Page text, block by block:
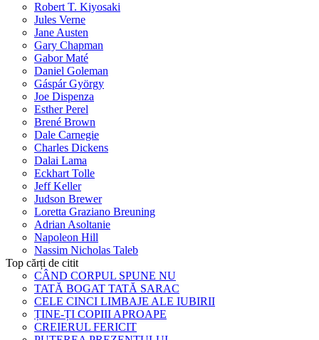
Robert T. Kiyosaki
Jules Verne
Jane Austen
Gary Chapman
Gabor Maté
Daniel Goleman
Gáspár György
Joe Dispenza
Esther Perel
Brené Brown
Dale Carnegie
Charles Dickens
Dalai Lama
Eckhart Tolle
Jeff Keller
Judson Brewer
Loretta Graziano Breuning
Adrian Asoltanie
Napoleon Hill
Nassim Nicholas Taleb
Top cărți de citit
CÂND CORPUL SPUNE NU
TATĂ BOGAT TATĂ SARAC
CELE CINCI LIMBAJE ALE IUBIRII
ȚINE-ȚI COPIII APROAPE
CREIERUL FERICIT